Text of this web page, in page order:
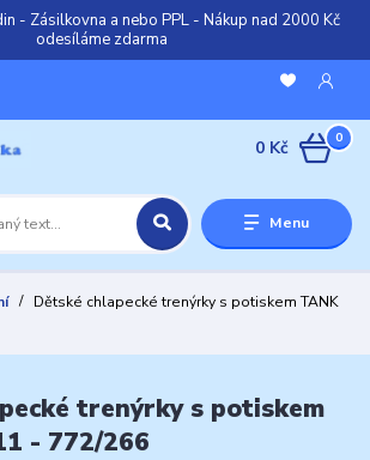
- Zásilkovna a nebo PPL - Nákup nad 2000 Kč
odesíláme zdarma
Menu
0
0 Kč
Dětské chlapecké trenýrky s potiskem TANK
trenýrky s potiskem
- 772/266